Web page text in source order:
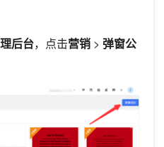
后台，点击营销 > 弹窗公